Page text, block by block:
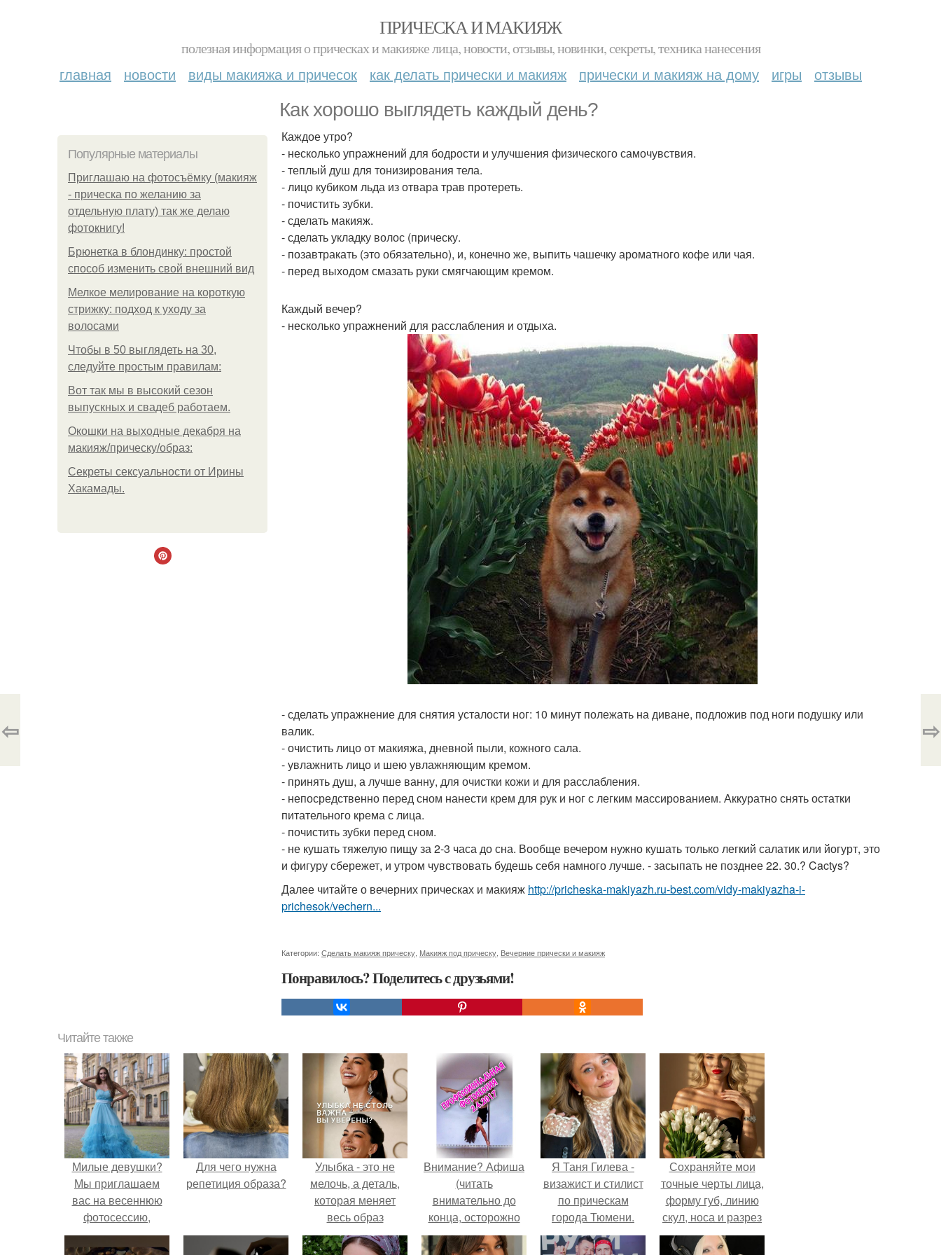
ПРИЧЕСКА И МАКИЯЖ
полезная информация о прическах и макияже лица, новости, отзывы, новинки, секреты, техника нанесения
главная новости виды макияжа и причесок как делать прически и макияж прически и макияж на дому игры отзывы
Как хорошо выглядеть каждый день?
Популярные материалы
Приглашаю на фотосъёмку (макияж
- прическа по желанию за
отдельную плату) так же делаю
фотокнигу!
Брюнетка в блондинку: простой
способ изменить свой внешний вид
Мелкое мелирование на короткую
стрижку: подход к уходу за
волосами
Чтобы в 50 выглядеть на 30,
следуйте простым правилам:
Вот так мы в высокий сезон
выпускных и свадеб работаем.
Окошки на выходные декабря на
макияж/прическу/образ:
Секреты сексуальности от Ирины
Хакамады.
Каждое утро?
- несколько упражнений для бодрости и улучшения физического самочувствия.
- теплый душ для тонизирования тела.
- лицо кубиком льда из отвара трав протереть.
- почистить зубки.
- сделать макияж.
- сделать укладку волос (прическу.
- позавтракать (это обязательно), и, конечно же, выпить чашечку ароматного кофе или чая.
- перед выходом смазать руки смягчающим кремом.
Каждый вечер?
- несколько упражнений для расслабления и отдыха.
- сделать упражнение для снятия усталости ног: 10 минут полежать на диване, подложив под ноги подушку или
валик.
- очистить лицо от макияжа, дневной пыли, кожного сала.
- увлажнить лицо и шею увлажняющим кремом.
- принять душ, а лучше ванну, для очистки кожи и для расслабления.
- непосредственно перед сном нанести крем для рук и ног с легким массированием. Аккуратно снять остатки
питательного крема с лица.
- почистить зубки перед сном.
- не кушать тяжелую пищу за 2-3 часа до сна. Вообще вечером нужно кушать только легкий салатик или йогурт, это
и фигуру сбережет, и утром чувствовать будешь себя намного лучше. - засыпать не позднее 22. 30.? Cactys?
Далее читайте о вечерних прическах и макияж http://pricheska-makiyazh.ru-best.com/vidy-makiyazha-i-
prichesok/vechern...
Категории: Сделать макияж прическу Макияж под прическу Вечерние прически и макияж
Понравилось? Поделитесь с друзьями!
⇦ ⇨
Читайте также
Милые девушки?
Мы приглашаем
вас на весеннюю
фотосессию,
которая будет
проходить в парке
Для чего нужна
репетиция образа?
Улыбка - это не
мелочь, а деталь,
которая меняет
весь образ
человека.
Внимание? Афиша
(читать
внимательно до
конца, осторожно
много текста).
Я Таня Гилева -
визажист и стилист
по прическам
города Тюмени.
Сохраняйте мои
точные черты лица,
форму губ, линию
скул, носа и разрез
глаз.